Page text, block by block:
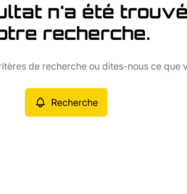
n'a été
recherche.
de recherche ou dites-nous ce que
Recherche